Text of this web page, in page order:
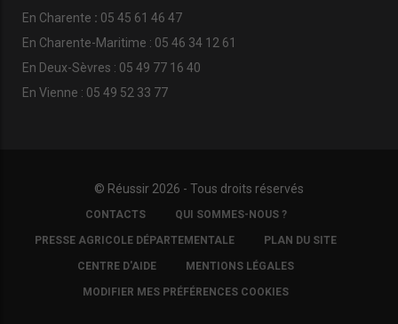
En Charente : 05 45 61 46 47
En Charente-Maritime : 05 46 34 12 61
En Deux-Sèvres : 05 49 77 16 40
En Vienne : 05 49 52 33 77
© Réussir 2026 - Tous droits réservés
COPYRIGHTCONTACTS QUI SOMMES-NOUS ?
PRESSE AGRICOLE DÉPARTEMENTALE PLAN DU SITE
CENTRE D'AIDE MENTIONS LÉGALES
MODIFIER MES PRÉFÉRENCES COOKIES